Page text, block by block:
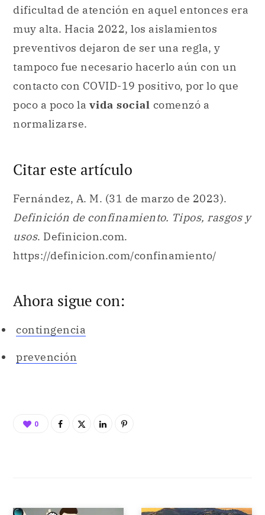
dificultad de atención en aquel entonces era
muy alta. Hacia 2022, los aislamientos
preventivos dejaron de ser una regla, y
tampoco fue necesario hacerlo aún con un
contacto con COVID-19 positivo, por lo que
poco a poco la vida social comenzó a
normalizarse.
Citar este artículo
Fernández, A. M. (31 de marzo de 2023).
Definición de confinamiento. Tipos, rasgos y
usos. Definicion.com.
https://definicion.com/confinamiento/
Ahora sigue con:
contingencia
prevención
0